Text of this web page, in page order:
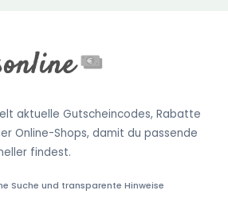
aktuelle Gutscheincodes, Rabatte
Online-Shops, damit du passende
findest.
Suche und transparente Hinweise